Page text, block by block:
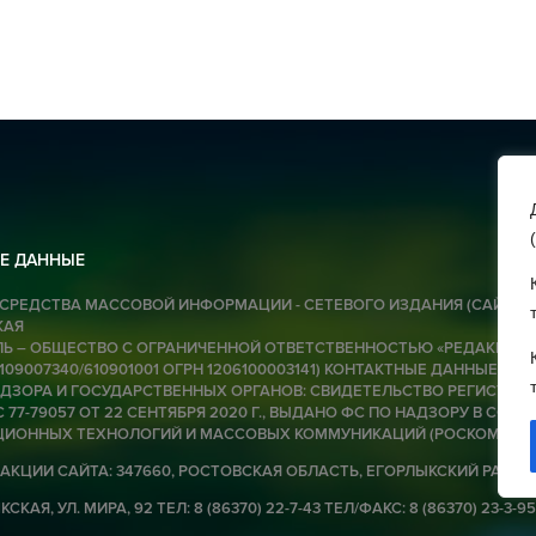
(
ДАННЫЕ
МАССОВОЙ ИНФОРМАЦИИ - СЕТЕВОГО ИЗДАНИЯ (САЙТА):
– ОБЩЕСТВО С ОГРАНИЧЕННОЙ ОТВЕТСТВЕННОСТЬЮ «РЕДАКЦИЯ
610901001 ОГРН 1206100003141) КОНТАКТНЫЕ ДАННЫЕ ДЛЯ
И ГОСУДАРСТВЕННЫХ ОРГАНОВ: СВИДЕТЕЛЬСТВО
79057 ОТ 22 СЕНТЯБРЯ 2020 Г., ВЫДАНО ФС ПО НАДЗОРУ В СФЕРЕ
ТЕХНОЛОГИЙ И МАССОВЫХ КОММУНИКАЦИЙ
САЙТА: 347660, РОСТОВСКАЯ ОБЛАСТЬ, ЕГОРЛЫКСКИЙ
УЛ. МИРА, 92 ТЕЛ: 8 (86370) 22-7-43 ТЕЛ/ФАКС: 8 (86370) 23-3-95